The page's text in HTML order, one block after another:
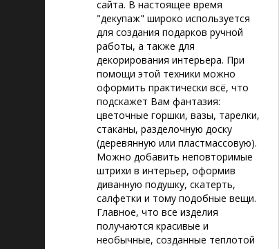
сайта. В настоящее время
"декупаж" широко используется
для создания подарков ручной
работы, а также для
декорирования интерьера. При
помощи этой техники можно
оформить практически всё, что
подскажет Вам фантазия:
цветочные горшки, вазы, тарелки,
стаканы, разделочную доску
(деревянную или пластмассовую).
Можно добавить неповторимые
штрихи в интерьер, оформив
диванную подушку, скатерть,
салфетки и тому подобные вещи.
Главное, что все изделия
получаются красивые и
необычные, созданные теплотой